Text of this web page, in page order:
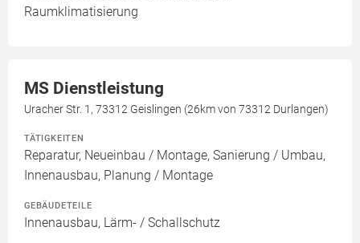
Raumklimatisierung
MS Dienstleistung
Uracher Str. 1, 73312 Geislingen (26km von 73312 Durlangen)
TÄTIGKEITEN
Reparatur, Neueinbau / Montage, Sanierung / Umbau,
Innenausbau, Planung / Montage
GEBÄUDETEILE
Innenausbau, Lärm- / Schallschutz